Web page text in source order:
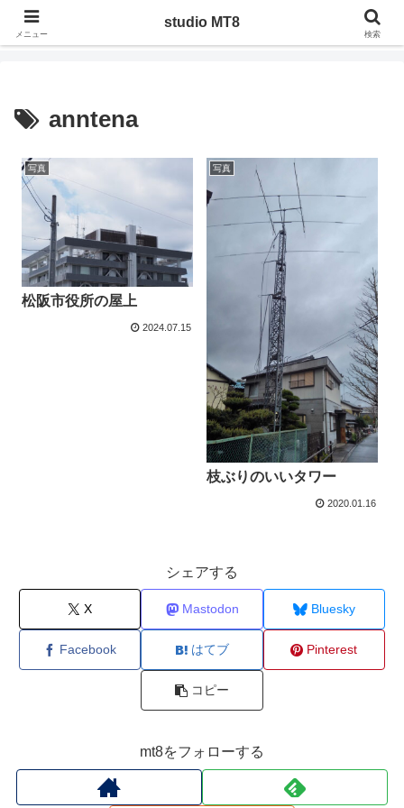
ジャンルを問わず管理人の気になったことや調べたことを、実際にやってみた
anntena
写真
松阪市役所の屋上
2024.07.15
写真
枝ぶりのいいタワー
2020.01.16
シェアする
X Mastodon Bluesky
Facebook はてブ Pinterest
コピー
mt8をフォローする
メニュー
studio MT8
検索